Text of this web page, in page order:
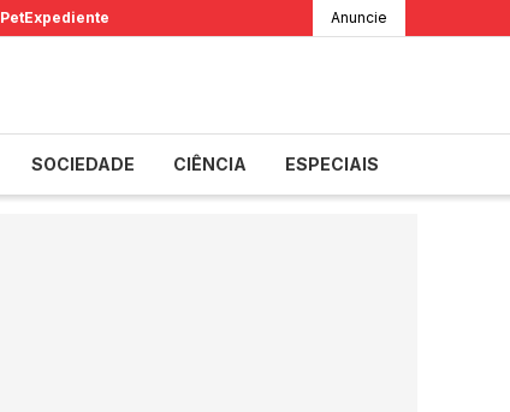
PetExpediente Anuncie
SOCIEDADE CIÊNCIA ESPECIAIS